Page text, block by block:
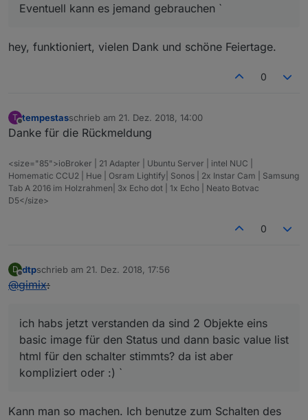
Eventuell kann es jemand gebrauchen `
hey, funktioniert, vielen Dank und schöne Feiertage.
0
T
Offline
tempestasschrieb am 21. Dez. 2018, 14:00
zuletzt editiert von
Danke für die Rückmeldung
<size="85">ioBroker | 21 Adapter | Ubuntu Server | intel NUC |
Homematic CCU2 | Hue | Osram Lightify| Sonos | 2x Instar Cam | Samsung
Tab A 2016 im Holzrahmen| 3x Echo dot | 1x Echo | Neato Botvac
D5</size>
0
D
Offline
dtpschrieb am 21. Dez. 2018, 17:56
zuletzt editiert von
@gimix:
ich habs jetzt verstanden da sind 2 Objekte eins
basic image für den Status und dann basic value list
html für den schalter stimmts? da ist aber
kompliziert oder :) `
Kann man so machen. Ich benutze zum Schalten des